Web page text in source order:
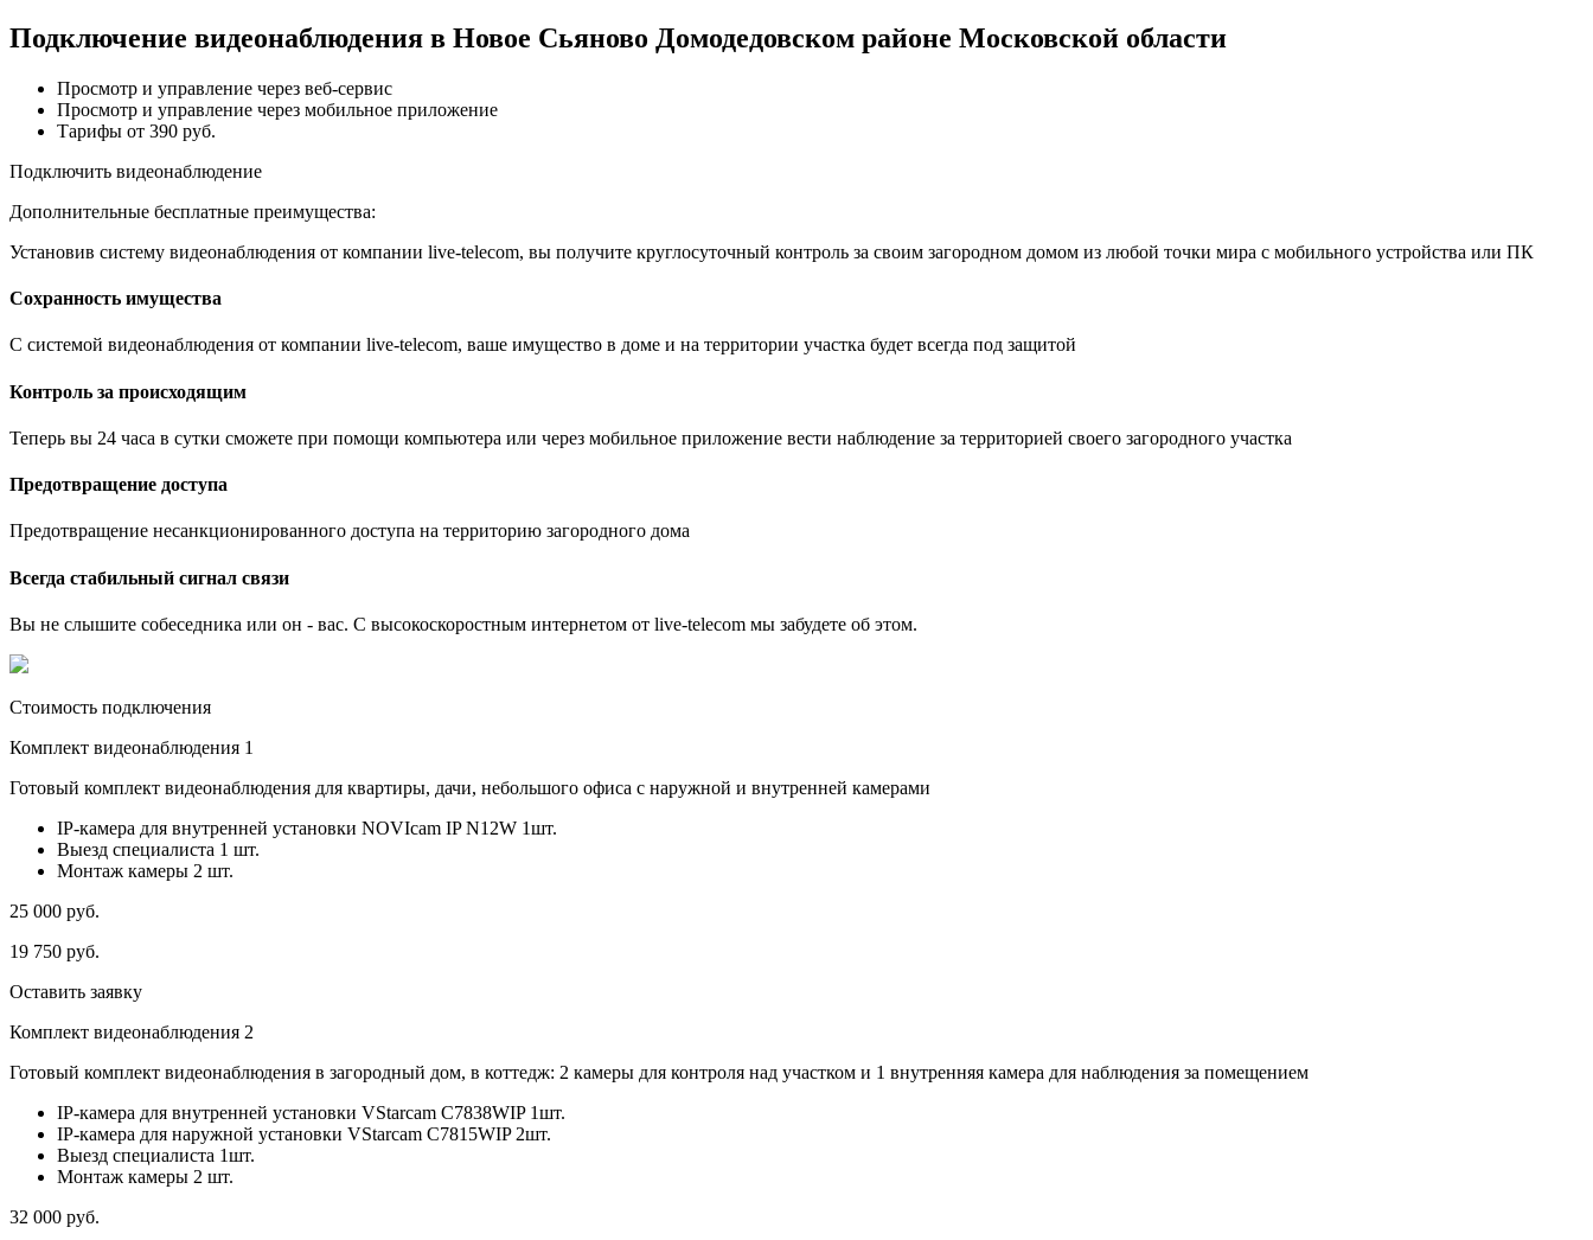
Подключение видеонаблюдения в Новое Сьяново Домодедовском районе Московской области
Просмотр и управление через веб-сервис
Просмотр и управление через мобильное приложение
Тарифы от 390 руб.
Подключить видеонаблюдение
Дополнительные бесплатные преимущества:
Установив систему видеонаблюдения от компании live-telecom, вы получите круглосуточный контроль за своим загородном домом из любой точки мира с мобильного устройства или ПК
Сохранность имущества
С системой видеонаблюдения от компании live-telecom, ваше имущество в доме и на территории участка будет всегда под защитой
Контроль за происходящим
Теперь вы 24 часа в сутки сможете при помощи компьютера или через мобильное приложение вести наблюдение за территорией своего загородного участка
Предотвращение доступа
Предотвращение несанкционированного доступа на территорию загородного дома
Всегда стабильный сигнал связи
Вы не слышите собеседника или он - вас. С высокоскоростным интернетом от live-telecom мы забудете об этом.
Стоимость подключения
Комплект видеонаблюдения 1
Готовый комплект видеонаблюдения для квартиры, дачи, небольшого офиса с наружной и внутренней камерами
IP-камера для внутренней установки NOVIcam IP N12W 1шт.
Выезд специалиста 1 шт.
Монтаж камеры 2 шт.
25 000 руб.
19 750 руб.
Оставить заявку
Комплект видеонаблюдения 2
Готовый комплект видеонаблюдения в загородный дом, в коттедж: 2 камеры для контроля над участком и 1 внутренняя камера для наблюдения за помещением
IP-камера для внутренней установки VStarcam C7838WIP 1шт.
IP-камера для наружной установки VStarcam C7815WIP 2шт.
Выезд специалиста 1шт.
Монтаж камеры 2 шт.
32 000 руб.